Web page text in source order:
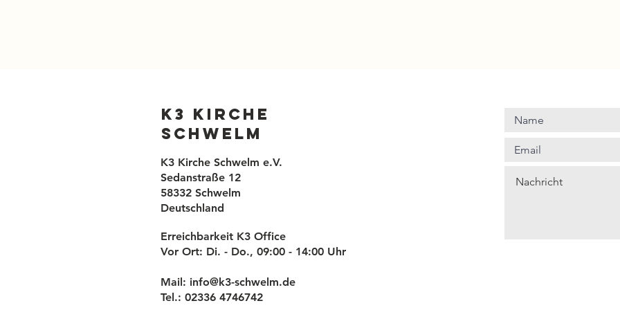
K3 Kirche
Schwelm
K3 Kirche Schwelm e.V.
Sedanstraße 12
58332 Schwelm
Deutschland
Erreichbarkeit K3 Office
Vor Ort: Di. - Do., 09:00 - 14:00 Uhr
Mail: info@k3-schwelm.de
Tel.: 02336 4746742